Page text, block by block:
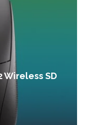
Wireless SD